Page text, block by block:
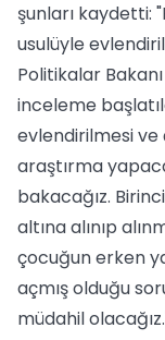
şunları kaydetti:
usulüyle
Politikalar
inceleme
evlendirilmesi ve
araştırma
bakacağız.
altına alınıp
çocuğun erken
açmış olduğu
müdahil